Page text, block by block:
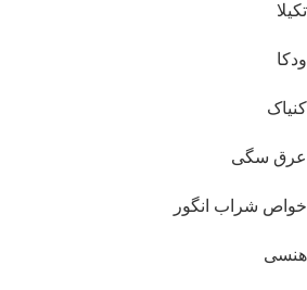
تکیلا
ودکا
کنیاک
عرق سگی
خواص شراب انگور
هنسی